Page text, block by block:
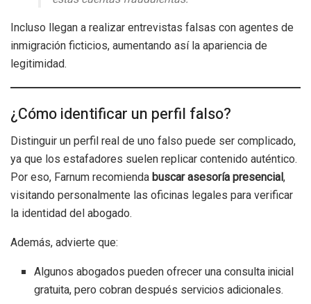
Incluso llegan a realizar entrevistas falsas con agentes de
inmigración ficticios, aumentando así la apariencia de
legitimidad.
¿Cómo identificar un perfil falso?
Distinguir un perfil real de uno falso puede ser complicado,
ya que los estafadores suelen replicar contenido auténtico.
Por eso, Farnum recomienda buscar asesoría presencial,
visitando personalmente las oficinas legales para verificar
la identidad del abogado.
Además, advierte que:
Algunos abogados pueden ofrecer una consulta inicial
gratuita, pero cobran después servicios adicionales.